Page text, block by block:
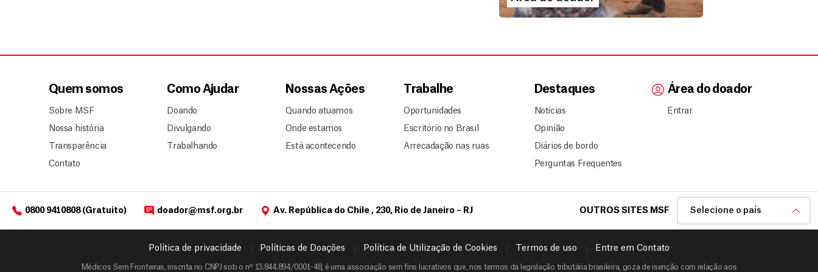
Quem somos
Sobre MSF
Nossa história
Transparência
Contato
Como Ajudar
Doando
Divulgando
Trabalhando
Nossas Ações
Quando atuamos
Onde estamos
Está acontecendo
Trabalhe
Oportunidades
Escritório no Brasil
Arrecadação nas ruas
Destaques
Notícias
Opinião
Diários de bordo
Perguntas Frequentes
Área do doador
Entrar
0800 9410808 (Gratuito) doador@msf.org.br Av. República do Chile , 230, Rio de Janeiro – RJ OUTROS SITES MSF Selecione o país
Política de privacidade Políticas de Doações Política de Utilização de Cookies Termos de uso Entre em Contato
Médicos Sem Fronteiras, inscrita no CNPJ sob o nº 13.844.894/0001-48, é uma associação sem fins lucrativos que, nos termos da legislação tributária brasileira, goza de isenção com relação aos